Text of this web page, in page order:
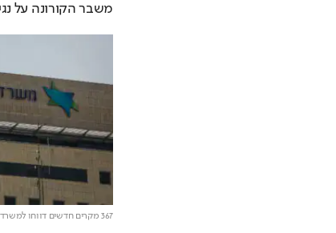
משבר הקורונה על
367 מקרים חדשים דווחו למשרד הבריאות בשנת 2021,